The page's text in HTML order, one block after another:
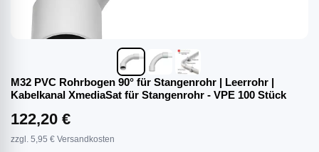
M32 PVC Rohrbogen 90° für Stangenrohr | Leerrohr |
Kabelkanal XmediaSat für Stangenrohr - VPE 100 Stück
122,20 €
zzgl. 5,95 € Versandkosten